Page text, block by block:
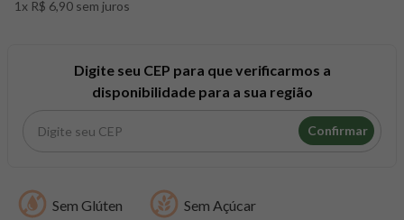
1x R$ 6,90 sem juros
Digite seu CEP para que verificarmos a
disponibilidade para a sua região
Confirmar
Sem Glúten Sem Açúcar
8º maca peruana
creatina mundo verde